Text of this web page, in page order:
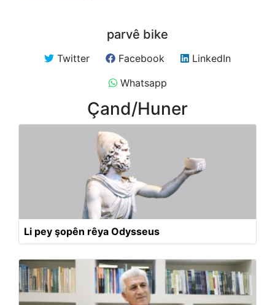
parvê bike
Twitter Facebook
LinkedIn
Whatsapp
Çand/Huner
Li pey şopên rêya Odysseus